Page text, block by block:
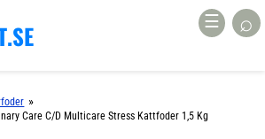
☰ ⌕
»
Care C/d Multicare Stress Kattfoder 1,5 Kg